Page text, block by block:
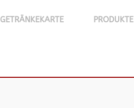
GETRÄNKEKARTE PRODUKTE